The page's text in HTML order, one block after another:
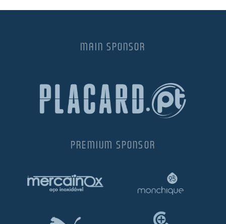
MAIN SPONSOR
PREMIUM SPONSOR